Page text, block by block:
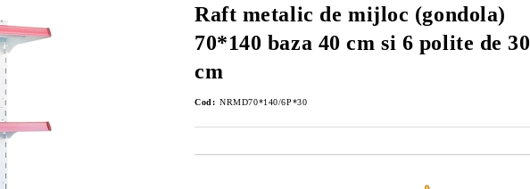
Raft metalic de mijloc (gondola)
70*140 baza 40 cm si 6 polite de 30
cm
Cod: NRMD70*140/6P*30